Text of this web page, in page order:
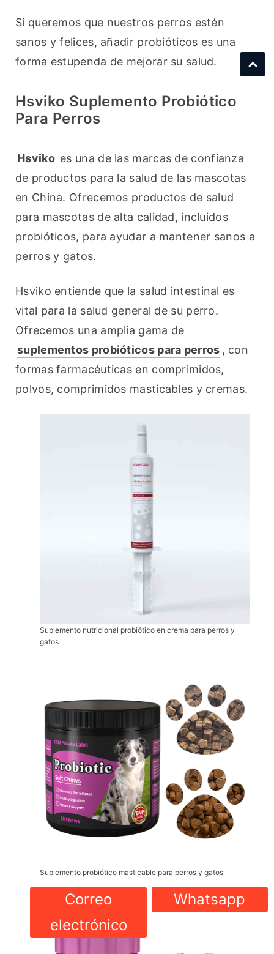
Si queremos que nuestros perros estén
sanos y felices, añadir probióticos es una
forma estupenda de mejorar su salud.
Hsviko Suplemento Probiótico
Para Perros
Hsviko es una de las marcas de confianza
de productos para la salud de las mascotas
en China. Ofrecemos productos de salud
para mascotas de alta calidad, incluidos
probióticos, para ayudar a mantener sanos a
perros y gatos.
Hsviko entiende que la salud intestinal es
vital para la salud general de su perro.
suplementos probióticos para perros , con
formas farmacéuticas en comprimidos,
polvos, comprimidos masticables y cremas.
Suplemento nutricional probiótico en crema para perros y
gatos
Suplemento probiótico masticable para perros y gatos
Correo
electrónico
Whatsapp